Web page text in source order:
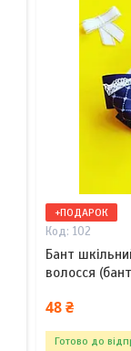
+ПОДАРОК
102
Бант
волосся
48 ₴
Готово до